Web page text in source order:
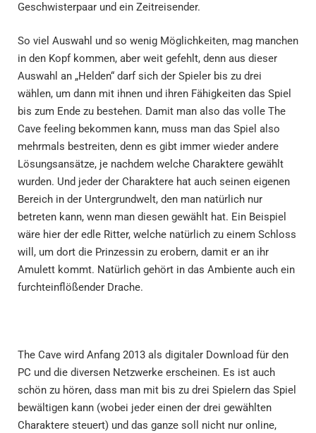
Geschwisterpaar und ein Zeitreisender.
So viel Auswahl und so wenig Möglichkeiten, mag manchen
in den Kopf kommen, aber weit gefehlt, denn aus dieser
Auswahl an „Helden“ darf sich der Spieler bis zu drei
wählen, um dann mit ihnen und ihren Fähigkeiten das Spiel
bis zum Ende zu bestehen. Damit man also das volle The
Cave feeling bekommen kann, muss man das Spiel also
mehrmals bestreiten, denn es gibt immer wieder andere
Lösungsansätze, je nachdem welche Charaktere gewählt
wurden. Und jeder der Charaktere hat auch seinen eigenen
Bereich in der Untergrundwelt, den man natürlich nur
betreten kann, wenn man diesen gewählt hat. Ein Beispiel
wäre hier der edle Ritter, welche natürlich zu einem Schloss
will, um dort die Prinzessin zu erobern, damit er an ihr
Amulett kommt. Natürlich gehört in das Ambiente auch ein
furchteinflößender Drache.
The Cave wird Anfang 2013 als digitaler Download für den
PC und die diversen Netzwerke erscheinen. Es ist auch
schön zu hören, dass man mit bis zu drei Spielern das Spiel
bewältigen kann (wobei jeder einen der drei gewählten
Charaktere steuert) und das ganze soll nicht nur online,